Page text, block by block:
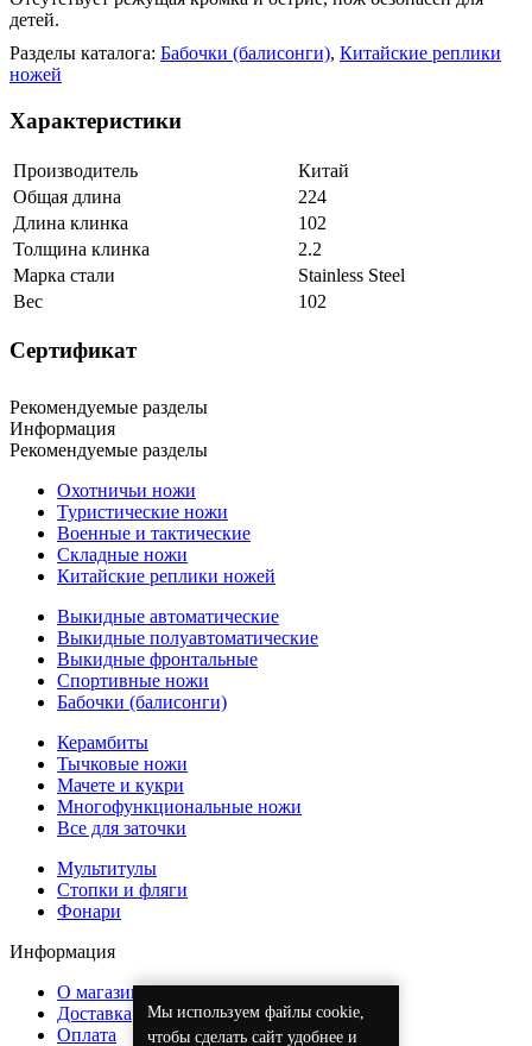
Мы используем файлы cookie,
чтобы сделать сайт удобнее и
детей.
Разделы каталога: Бабочки (балисонги), Китайские реплики
ножей
Характеристики
Производитель
Китай
Общая длина
224
Длина клинка
102
Толщина клинка
2.2
Марка стали
Stainless Steel
Вес
102
Сертификат
Рекомендуемые разделы
Информация
Рекомендуемые разделы
Охотничьи ножи
Туристические ножи
Военные и тактические
Складные ножи
Китайские реплики ножей
Выкидные автоматические
Выкидные полуавтоматические
Выкидные фронтальные
Спортивные ножи
Бабочки (балисонги)
Керамбиты
Тычковые ножи
Мачете и кукри
Многофункциональные ножи
Все для заточки
Мультитулы
Стопки и фляги
Фонари
Информация
О магазине
Доставка
Оплата